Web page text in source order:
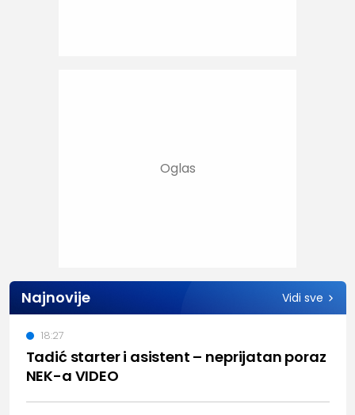
Najnovije Vidi sve
Tadić starter i asistent – neprijatan poraz
NEK-a VIDEO
18:27